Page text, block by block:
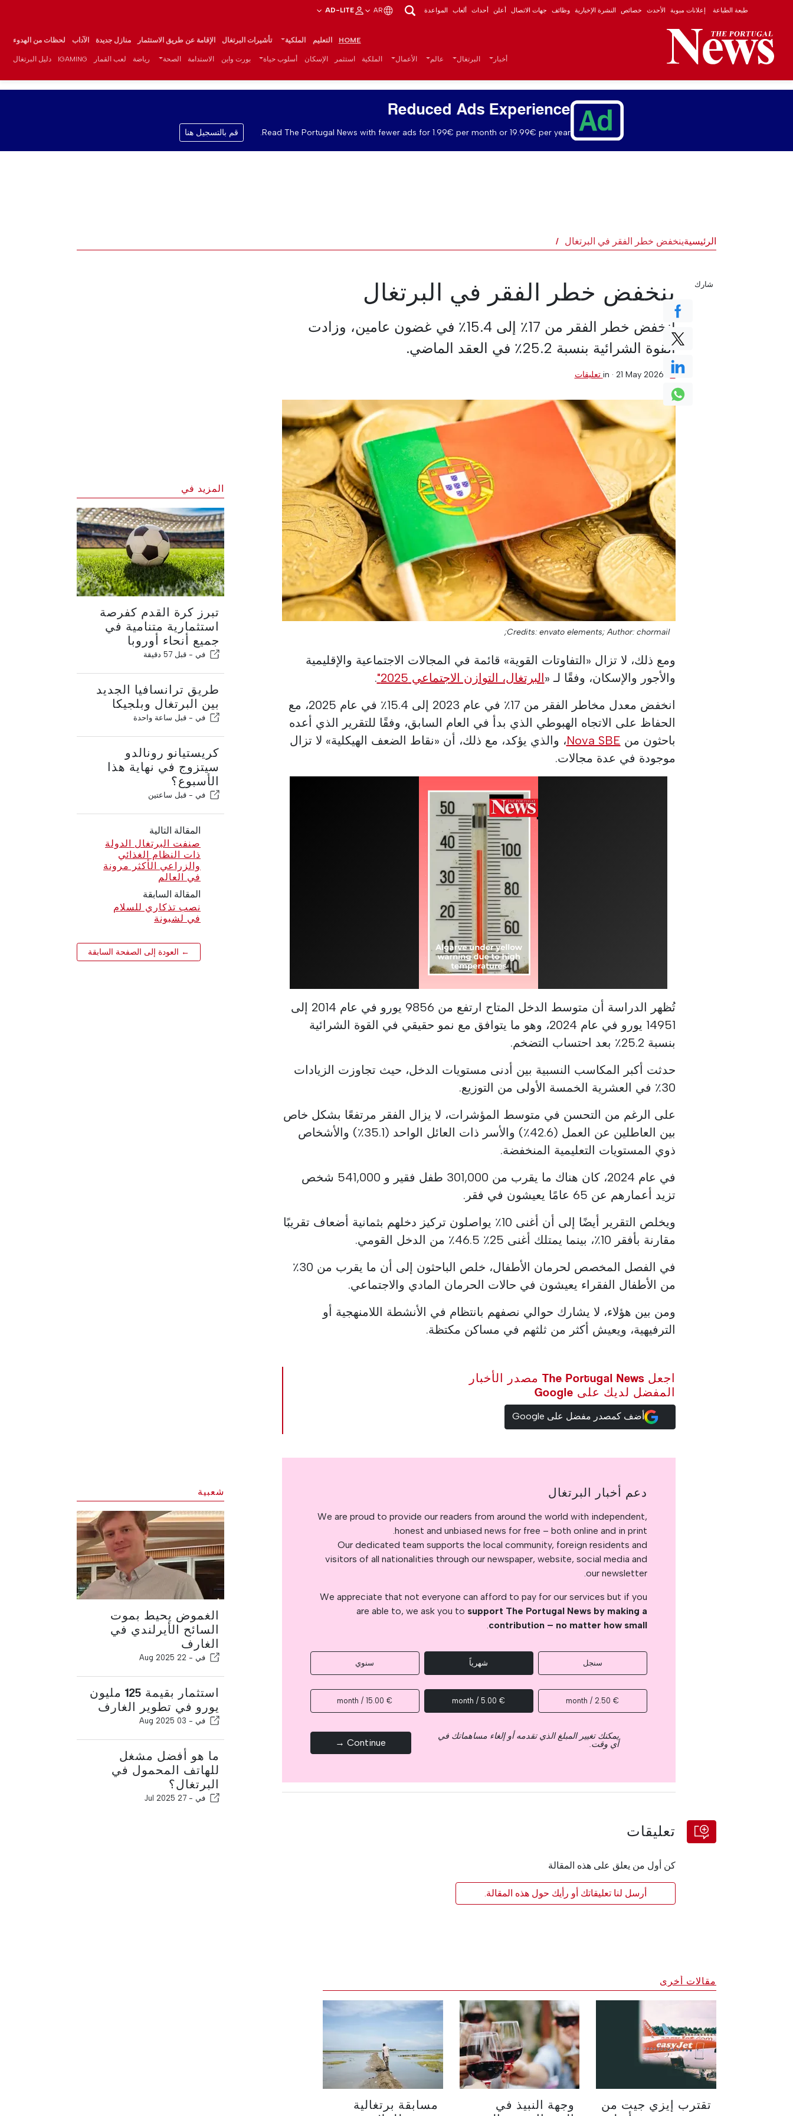
طبعة الطباعة إعلانات مبوبة الأحدث خصائص النشرة الإخبارية وظائف جهات الاتصال أعلن أحداث ألعاب المواعدة AR
AD-LITE
HOME التعليم الملكية تأشيرات البرتغال الإقامة عن طريق الاستثمار منازل جديدة الآداب لحظات من الهدوء
أخبار البرتغال عالم الأعمال الملكية استثمر الإسكان أسلوب حياة بورت واين الاستدامة الصحة رياضة لعب القمار IGAMING دليل البرتغال
Reduced Ads Experience
Read The Portugal News with fewer ads for 1.99€ per month or 19.99€ per year. قم بالتسجيل هنا
الرئيسيةينخفض خطر الفقر في البرتغال
ينخفض خطر الفقر في البرتغال
انخفض خطر الفقر من 17٪ إلى 15.4٪ في غضون عامين، وزادت
القوة الشرائية بنسبة 25.2٪ في العقد الماضي.
in · 21 May 2026 0 تعليقات
Credits: envato elements; Author: chormail;
ومع ذلك، لا تزال «التفاوتات القوية» قائمة في المجالات الاجتماعية والإقليمية
والأجور والإسكان، وفقًا لـ «البرتغال، التوازن الاجتماعي 2025"
.
انخفض معدل مخاطر الفقر من 17٪ في عام 2023 إلى 15.4٪ في عام 2025، مع
الحفاظ على الاتجاه الهبوطي الذي بدأ في العام السابق، وفقًا للتقرير الذي أعده
باحثون من Nova SBE، والذي يؤكد، مع ذلك، أن «نقاط الضعف الهيكلية» لا تزال
موجودة في عدة مجالات.
تُظهر الدراسة أن متوسط الدخل المتاح ارتفع من 9856 يورو في عام 2014 إلى
14951 يورو في عام 2024، وهو ما يتوافق مع نمو حقيقي في القوة الشرائية
بنسبة 25.2٪ بعد احتساب التضخم.
حدثت أكبر المكاسب النسبية بين أدنى مستويات الدخل، حيث تجاوزت الزيادات
30٪ في العشرية الخمسة الأولى من التوزيع.
على الرغم من التحسن في متوسط المؤشرات، لا يزال الفقر مرتفعًا بشكل خاص
بين العاطلين عن العمل (42.6٪) والأسر ذات العائل الواحد (35.1٪) والأشخاص
ذوي المستويات التعليمية المنخفضة.
في عام 2024، كان هناك ما يقرب من 301,000 طفل فقير و 541,000 شخص
تزيد أعمارهم عن 65 عامًا يعيشون في فقر.
ويخلص التقرير أيضًا إلى أن أغنى 10٪ يواصلون تركيز دخلهم بثمانية أضعاف تقريبًا
مقارنة بأفقر 10٪، بينما يمتلك أغنى 25٪ 46.5٪ من الدخل القومي.
في الفصل المخصص لحرمان الأطفال، خلص الباحثون إلى أن ما يقرب من 30٪
من الأطفال الفقراء يعيشون في حالات الحرمان المادي والاجتماعي.
ومن بين هؤلاء، لا يشارك حوالي نصفهم بانتظام في الأنشطة اللامنهجية أو
الترفيهية، ويعيش أكثر من ثلثهم في مساكن مكتظة.
اجعل The Portugal News مصدر الأخبار
المفضل لديك على Google
أضف كمصدر مفضل على Google
شارك
المزيد في
تبرز كرة القدم كفرصة
استثمارية متنامية في
جميع أنحاء أوروبا
في - قبل 57 دقيقة
طريق ترانسافيا الجديد
بين البرتغال وبلجيكا
في - قبل ساعة واحدة
كريستيانو رونالدو
سيتزوج في نهاية هذا
الأسبوع؟
في - قبل ساعتين
المقالة التالية
صنفت البرتغال الدولة
ذات النظام الغذائي
والزراعي الأكثر مرونة
في العالم
المقالة السابقة
نصب تذكاري للسلام
في لشبونة
← العودة إلى الصفحة السابقة
دعم أخبار البرتغال
We are proud to provide our readers from around the world with independent,
honest and unbiased news for free – both online and in print.
Our dedicated team supports the local community, foreign residents and
visitors of all nationalities through our newspaper, website, social media and
our newsletter.
We appreciate that not everyone can afford to pay for our services but if you
are able to, we ask you to support The Portugal News by making a
contribution – no matter how small
.
سنجل شهرياً سنوي
€ 2.50 / month
€ 5.00 / month
€ 15.00 / month
يمكنك تغيير المبلغ الذي تقدمه أو إلغاء مساهماتك في
أي وقت. Continue →
تعليقات
كن أول من يعلق على هذه المقالة
أرسل لنا تعليقاتك أو رأيك حول هذه المقالة.
شعبية
الغموض يحيط بموت
السائح الأيرلندي في
الغارف
في - 22 Aug 2025
استثمار بقيمة 125 مليون
يورو في تطوير الغارف
في - 03 Aug 2025
ما هو أفضل مشغل
للهاتف المحمول في
البرتغال؟
في - 27 Jul 2025
مقالات أخرى
تقترب إيزي جيت من
وجهة النبيذ في
مسابقة برتغالية